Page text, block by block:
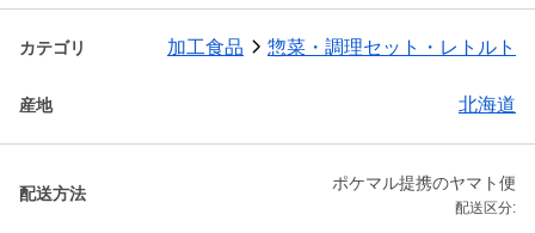
カテゴリ 加工食品 惣菜・調理セット・レトルト
産地 北海道
配送方法
ポケマル提携のヤマト便
配送区分: